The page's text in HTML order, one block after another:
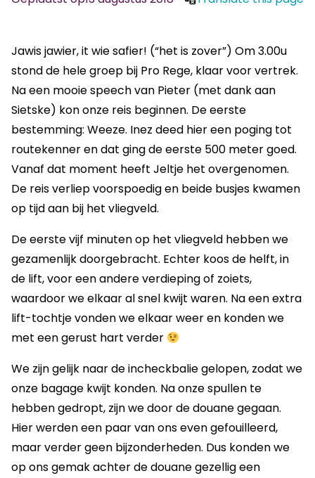
Jawis jawier, it wie safier! (“het is zover”) Om 3.00u
stond de hele groep bij Pro Rege, klaar voor vertrek.
Na een mooie speech van Pieter (met dank aan
Sietske) kon onze reis beginnen. De eerste
bestemming: Weeze. Inez deed hier een poging tot
routekenner en dat ging de eerste 500 meter goed.
Vanaf dat moment heeft Jeltje het overgenomen.
De reis verliep voorspoedig en beide busjes kwamen
op tijd aan bij het vliegveld.
De eerste vijf minuten op het vliegveld hebben we
gezamenlijk doorgebracht. Echter koos de helft, in
de lift, voor een andere verdieping of zoiets,
waardoor we elkaar al snel kwijt waren. Na een extra
lift-tochtje vonden we elkaar weer en konden we
met een gerust hart verder
We zijn gelijk naar de incheckbalie gelopen, zodat we
onze bagage kwijt konden. Na onze spullen te
hebben gedropt, zijn we door de douane gegaan.
Hier werden een paar van ons even gefouilleerd,
maar verder geen bijzonderheden. Dus konden we
op ons gemak achter de douane gezellig een